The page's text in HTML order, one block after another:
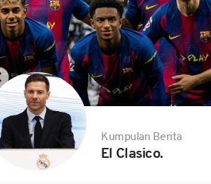
Kumpulan Berita
El Clasico.